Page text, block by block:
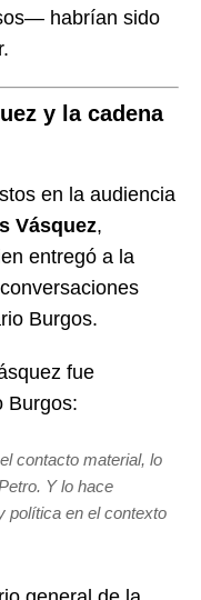
habrían sido
y la cadena
en la audiencia
Vásquez,
entregó a la
Burgos.
fue
Burgos:
contacto material, lo
Y lo hace
política en el contexto